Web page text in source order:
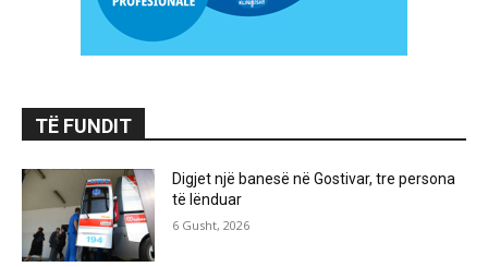
TË FUNDIT
Digjet një banesë në Gostivar, tre persona
të lënduar
6 Gusht, 2026